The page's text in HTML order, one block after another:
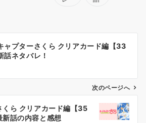
ャプターさくら クリアカード編【33
話ネタバレ！
次のページへ
くら クリアカード編【35
話の内容と感想